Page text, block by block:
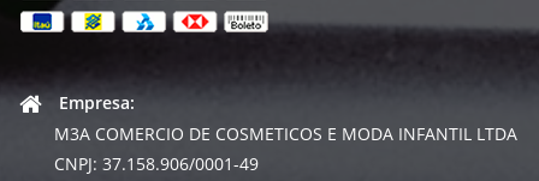
Empresa:
M3A COMERCIO DE COSMETICOS E MODA INFANTIL LTDA
CNPJ: 37.158.906/0001-49